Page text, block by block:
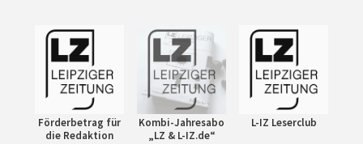
Förderbetrag für
die Redaktion
Kombi-Jahresabo
„LZ & L-IZ.de“
L-IZ Leserclub